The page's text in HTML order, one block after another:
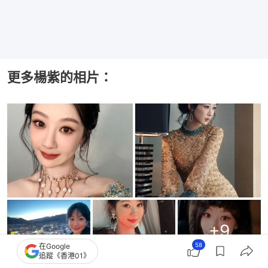
更多楊紫的相片：
+9
在Google
追蹤《香港01》
58